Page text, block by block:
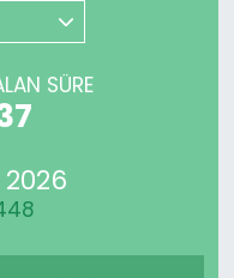
SÜRE
ve Fikstür